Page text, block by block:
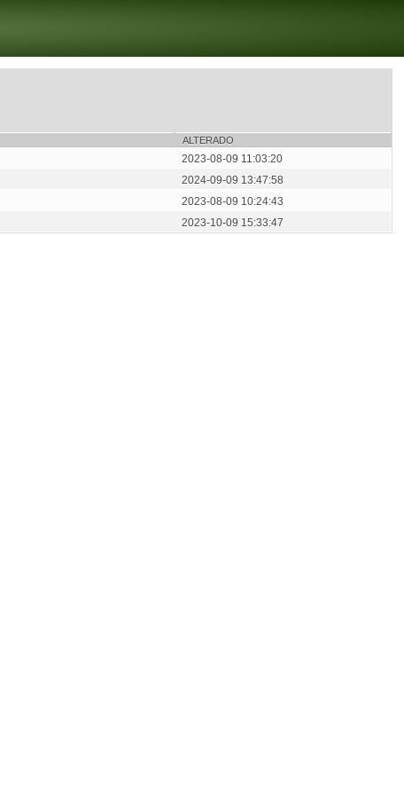
ALTERADO
2023-08-09 11:03:20
2024-09-09 13:47:58
2023-08-09 10:24:43
2023-10-09 15:33:47